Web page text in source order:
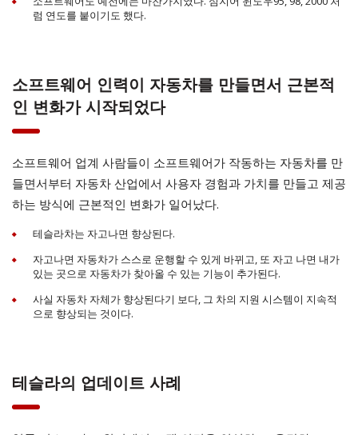
럼 연도를 붙이기도 했다.
소프트웨어 인력이 자동차를 만들면서 근본적
인 변화가 시작되었다
소프트웨어 업계 사람들이 소프트웨어가 작동하는 자동차를 만
들면서부터 자동차 산업에서 사용자 경험과 가치를 만들고 제공
하는 방식에 근본적인 변화가 일어났다.
테슬라차는 자고나면 향상된다.
자고나면 자동차가 스스로 운행할 수 있게 바뀌고, 또 자고 나면 내가
있는 곳으로 자동차가 찾아올 수 있는 기능이 추가된다.
사실 자동차 자체가 향상된다기 보다, 그 차의 지원 시스템이 지속적
으로 향상되는 것이다.
테슬라의 업데이트 사례